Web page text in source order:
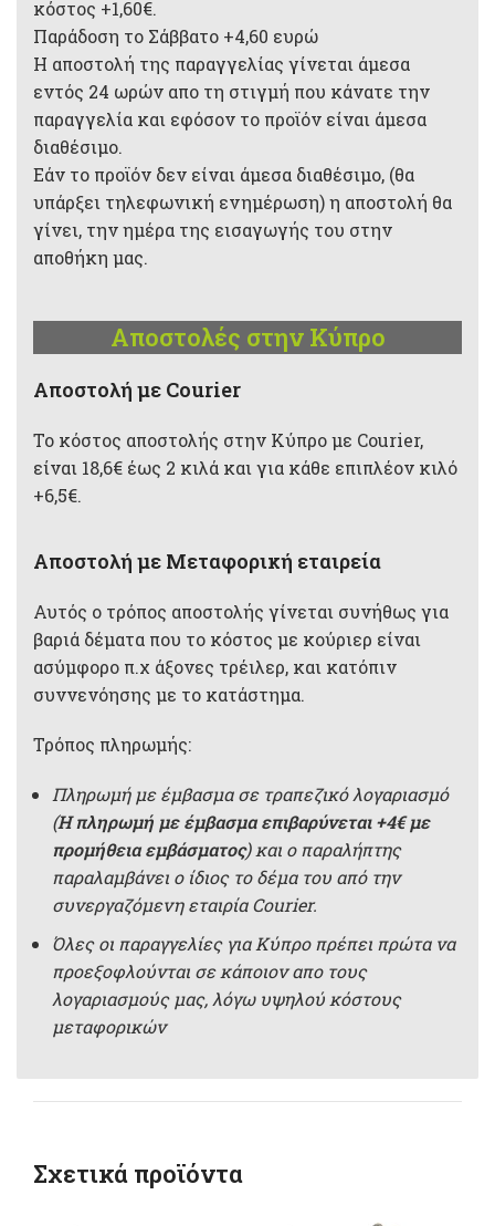
κόστος +1,60€.
Παράδοση το Σάββατο +4,60 ευρώ
Η αποστολή της παραγγελίας γίνεται άμεσα
εντός 24 ωρών απο τη στιγμή που κάνατε την
παραγγελία και εφόσον το προϊόν είναι άμεσα
διαθέσιμο.
Εάν το προϊόν δεν είναι άμεσα διαθέσιμο, (θα
υπάρξει τηλεφωνική ενημέρωση) η αποστολή θα
γίνει, την ημέρα της εισαγωγής του στην
αποθήκη μας.
Αποστολές στην Κύπρο
Aποστολή με Courier
Το κόστος αποστολής στην Κύπρο με Courier,
είναι 18,6€ έως 2 κιλά και για κάθε επιπλέον κιλό
+6,5€.
Αποστολή με Μεταφορική εταιρεία
Αυτός ο τρόπος αποστολής γίνεται συνήθως για
βαριά δέματα που το κόστος με κούριερ είναι
ασύμφορο π.χ άξονες τρέιλερ, και κατόπιν
συννενόησης με το κατάστημα.
Τρόπος πληρωμής:
Πληρωμή με έμβασμα σε τραπεζικό λογαριασμό
(Η πληρωμή με έμβασμα επιβαρύνεται +4€ με
προμήθεια εμβάσματος) και ο παραλήπτης
παραλαμβάνει ο ίδιος το δέμα του από την
συνεργαζόμενη εταιρία Courier.
Όλες οι παραγγελίες για Κύπρο πρέπει πρώτα να
προεξοφλούνται σε κάποιον απο τους
λογαριασμούς μας, λόγω υψηλού κόστους
μεταφορικών
Σχετικά προϊόντα